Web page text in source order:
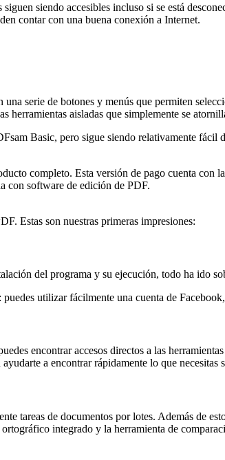
siendo accesibles incluso si se está
contar con una buena conexión a Internet.
serie de botones y menús que permiten
herramientas aisladas que simplemente se
Basic, pero sigue siendo relativamente
completo. Esta versión de pago cuenta
con software de edición de PDF.
Estas son nuestras primeras impresiones:
del programa y su ejecución, todo ha ido
utilizar fácilmente una cuenta de
encontrar accesos directos a las
a encontrar rápidamente lo que necesitas
tareas de documentos por lotes. Además de
integrado y la herramienta de